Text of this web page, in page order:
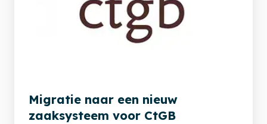
Migratie naar een nieuw
zaaksysteem voor CtGB